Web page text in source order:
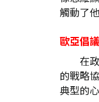
觸動了
歐亞倡
在
的戰略
典型的